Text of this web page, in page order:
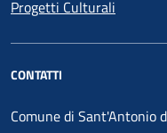
Progetti Culturali
CONTATTI
Comune di Sant'Antonio